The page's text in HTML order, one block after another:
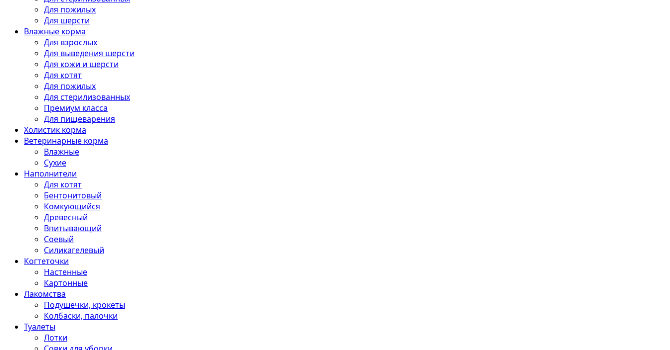
Для пожилых
Для шерсти
Влажные корма
Для взрослых
Для выведения шерсти
Для кожи и шерсти
Для котят
Для пожилых
Для стерилизованных
Премиум класса
Для пищеварения
Холистик корма
Ветеринарные корма
Влажные
Сухие
Наполнители
Для котят
Бентонитовый
Комкующийся
Древесный
Впитывающий
Соевый
Силикагелевый
Когтеточки
Настенные
Картонные
Лакомства
Подушечки, крокеты
Колбаски, палочки
Туалеты
Лотки